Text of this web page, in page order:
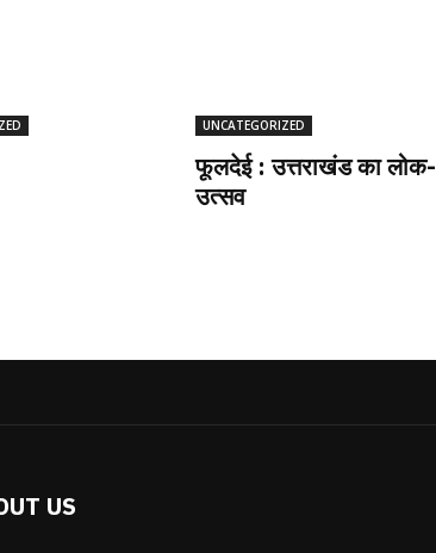
UNCATEGORIZED
फूलदेई : उत्तराखंड का लोक-
उत्सव
US